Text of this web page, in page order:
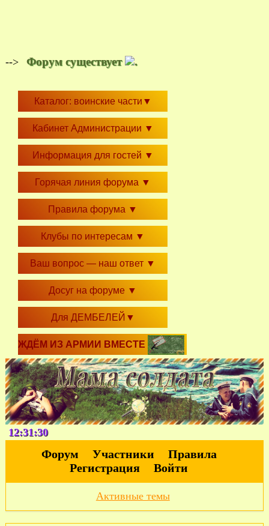
--> Форум существует .
Каталог: воинские части ▼
Кабинет Администрации ▼
Информация для гостей ▼
Горячая линия форума ▼
Правила форума ▼
Клубы по интересам ▼
Ваш вопрос — наш ответ ▼
Досуг на форуме ▼
Для ДЕМБЕЛЕЙ ▼
ЖДЁМ ИЗ АРМИИ ВМЕСТЕ
12:31:31
Форум Участники
Правила
Регистрация
Войти
Активные темы